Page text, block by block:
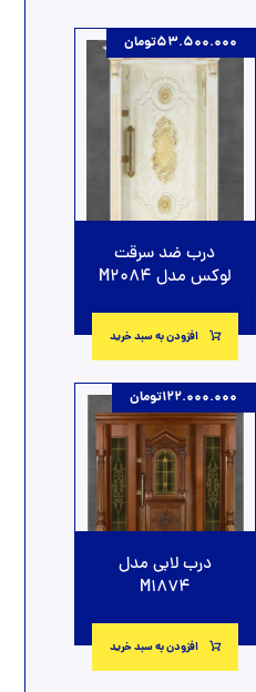
درب ضد سرقت
لوکس مدل M2084
53.500.000تومان
افزودن به سبد خرید
درب لابی مدل
M1874
122.000.000تومان
افزودن به سبد خرید